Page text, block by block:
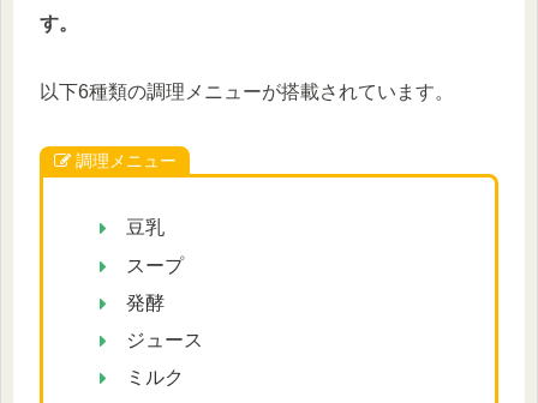
す。
以下6種類の調理メニューが搭載されています。
調理メニュー
豆乳
スープ
発酵
ジュース
ミルク